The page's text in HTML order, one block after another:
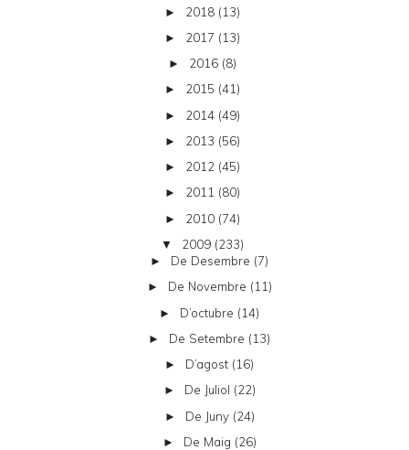
► 2018 (13)
► 2017 (13)
► 2016 (8)
► 2015 (41)
► 2014 (49)
► 2013 (56)
► 2012 (45)
► 2011 (80)
► 2010 (74)
▼ 2009 (233)
► De Desembre (7)
► De Novembre (11)
► D’octubre (14)
► De Setembre (13)
► D’agost (16)
► De Juliol (22)
► De Juny (24)
► De Maig (26)